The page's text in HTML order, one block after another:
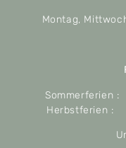
Montag,
Sommerferien
Herbstferien :